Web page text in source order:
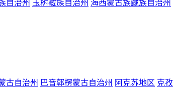
自治州 玉树藏族自治州 海西蒙古族藏族自治州
古自治州 巴音郭楞蒙古自治州 阿克苏地区 克